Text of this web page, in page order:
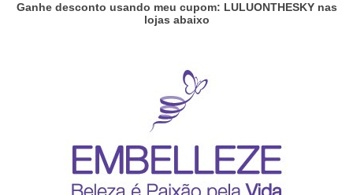
Ganhe desconto usando meu cupom: LULUONTHESKY nas
lojas abaixo